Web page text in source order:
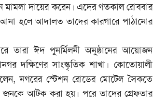
দায়ের করেন। এদের গতকাল রোববার
আনা হলে আদালত তাদের কারগারে পাঠানোর
তারা ঈদ পুনর্মিলনী অনুষ্ঠানের আয়োজন
দক্ষিণের সাংস্কৃতিক শাখা। কোতোয়ালী
নগরের স্টেশন রোডের মোটেল সৈকতে
জনকে আটক করা হয়। পরে তাদের গ্রেফতার